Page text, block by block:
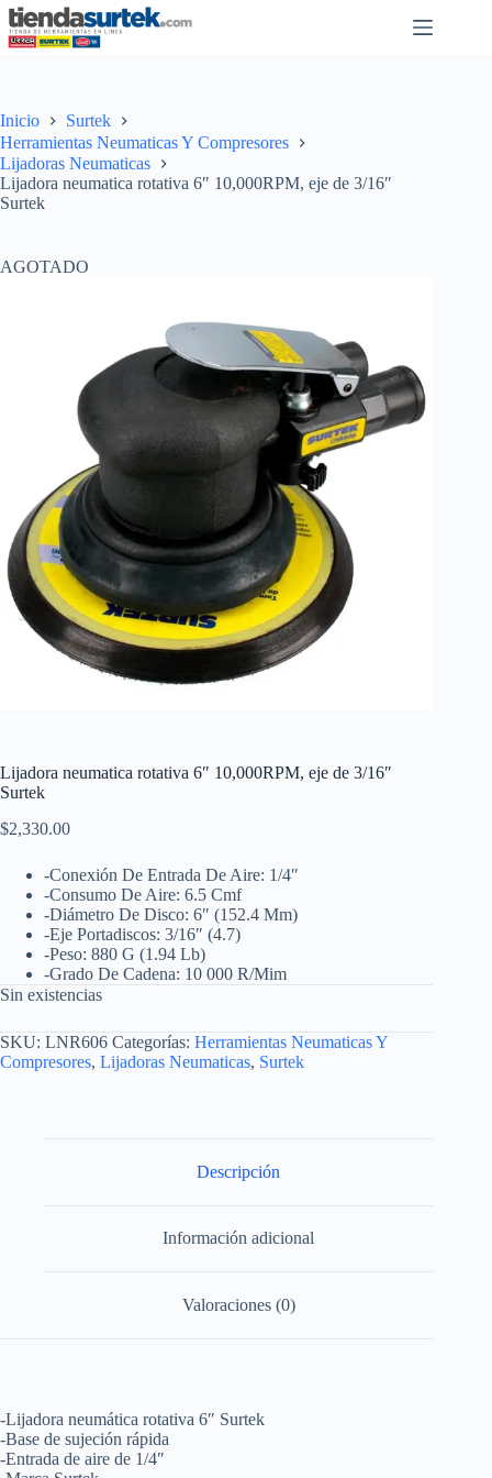
Saltar
al
contenido
Inicio
Surtek
Herramientas Neumaticas Y Compresores
Lijadoras Neumaticas
Lijadora neumatica rotativa 6″ 10,000RPM, eje de 3/16″
Surtek
AGOTADO
Lijadora neumatica rotativa 6″ 10,000RPM, eje de 3/16″
Surtek
$2,330.00
-Conexión De Entrada De Aire: 1/4″
-Consumo De Aire: 6.5 Cmf
-Diámetro De Disco: 6″ (152.4 Mm)
-Eje Portadiscos: 3/16″ (4.7)
-Peso: 880 G (1.94 Lb)
-Grado De Cadena: 10 000 R/Mim
Sin existencias
SKU: LNR606 Categorías: Herramientas Neumaticas Y
Compresores, Lijadoras Neumaticas, Surtek
Descripción
Información adicional
Valoraciones (0)
-Lijadora neumática rotativa 6″ Surtek
-Base de sujeción rápida
-Entrada de aire de 1/4″